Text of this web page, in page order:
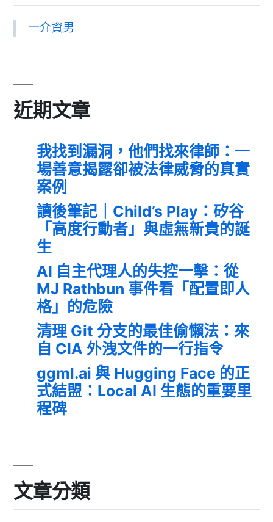
一介資男
近期文章
我找到漏洞，他們找來律師：一
場善意揭露卻被法律威脅的真實
案例
讀後筆記｜Child’s Play：矽谷
「高度行動者」與虛無新貴的誕
生
AI 自主代理人的失控一擊：從
MJ Rathbun 事件看「配置即人
格」的危險
清理 Git 分支的最佳偷懶法：來
自 CIA 外洩文件的一行指令
ggml.ai 與 Hugging Face 的正
式結盟：Local AI 生態的重要里
程碑
文章分類